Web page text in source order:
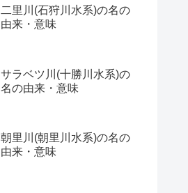
二里川(石狩川水系)の名の
由来・意味
サラベツ川(十勝川水系)の
名の由来・意味
朝里川(朝里川水系)の名の
由来・意味